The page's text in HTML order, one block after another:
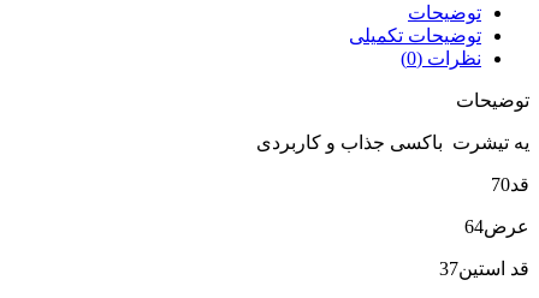
توضیحات
توضیحات تکمیلی
نظرات (0)
توضیحات
یه تیشرت باکسی جذاب و کاربردی
قد70
عرض64
قد استین37